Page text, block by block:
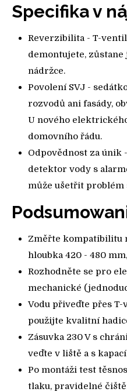
Specifika v
Reverzibilita - T-
demontujete,
nádržce.
Povolení SVJ -
rozvodů ani fasády,
U nového
domovního řádu.
Odpovědnost za
detektor vody s
může ušetřit problém
Změřte kompatibilitu
hloubka 420 - 480
Rozhodněte se pro
mechanické
Vodu přiveďte přes
použijte kvalitní
Zásuvka 230 V s
veďte v liště a s
Po montáži test
tlaku, pravidelné